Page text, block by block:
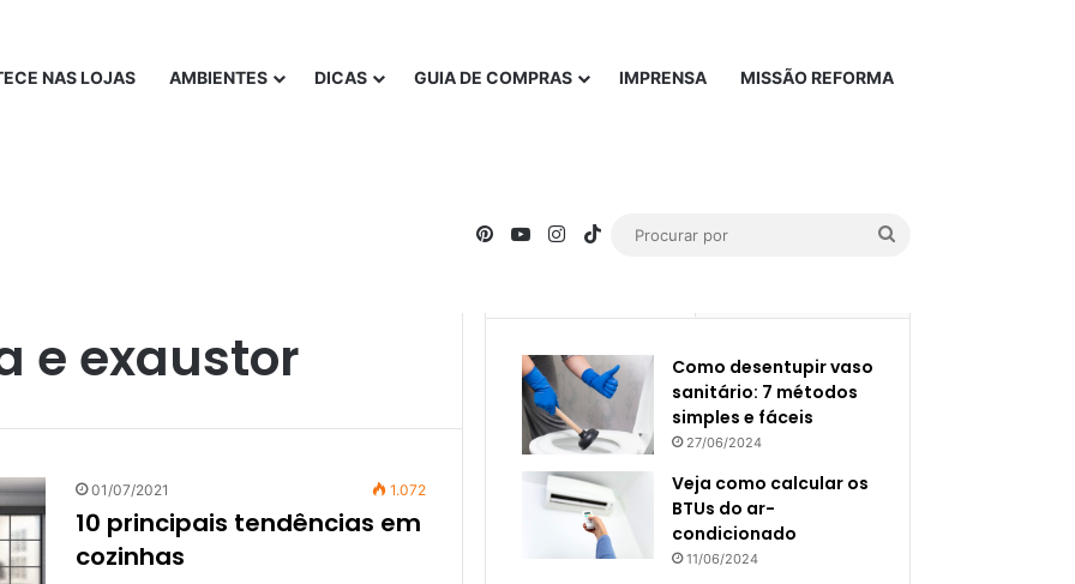
NAS LOJAS AMBIENTES DICAS GUIA DE COMPRAS IMPRENSA MISSÃO REFORMA
PinterestYouTubeInstagram
TikTok
e exaustor
01/07/2021 1.072
10 principais tendências em
cozinhas
Como desentupir vaso
sanitário: 7 métodos
simples e fáceis
27/06/2024
Veja como calcular os
BTUs do ar-
condicionado
11/06/2024